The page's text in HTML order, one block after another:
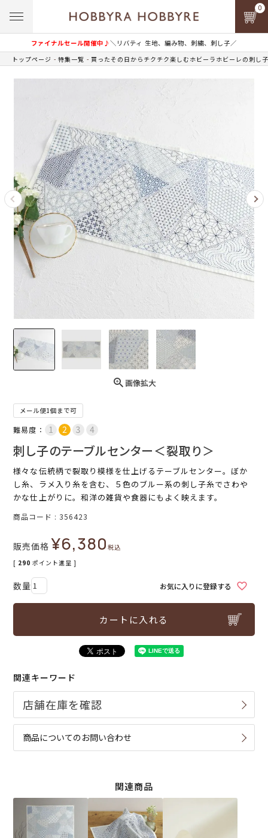
ファイナルセール開催中♪＼リバティ 生地、編み物、刺繍、刺し子／
0
トップページ 特集一覧 買ったその日からチクチク楽しむホビーラホビーレの刺し子
画像拡大
メール便1個まで可
難易度：
刺し子のテーブルセンター＜裂取り＞
様々な伝統柄で裂取り模様を仕上げるテーブルセンター。ぼか
し糸、ラメ入り糸を含む、５色のブルー系の刺し子糸でさわや
かな仕上がりに。和洋の雑貨や食器にもよく映えます。
商品コード 356423
販売価格 ¥6,380税込
[ 290 ポイント進呈 ]
お気に入りに登録する
カートに入れる
関連キーワード
商品についてのお問い合わせ
関連商品